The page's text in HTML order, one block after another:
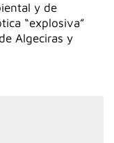
y de
“explosiva”
Algeciras y